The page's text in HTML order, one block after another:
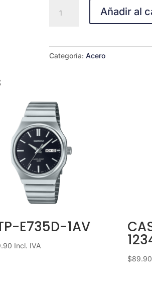
MTP-
Añadir al
Categoría:Acero
E735D-1AV
Incl. IVA
$89.90